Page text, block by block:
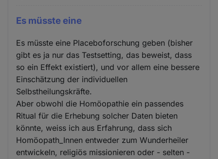
Es müsste eine
Es müsste eine Placeboforschung geben (bisher
gibt es ja nur das Testsetting, das beweist, dass
so ein Effekt existiert), und vor allem eine bessere
Einschätzung der individuellen
Selbstheilungskräfte.
Aber obwohl die Homöopathie ein passendes
Ritual für die Erhebung solcher Daten bieten
könnte, weiss ich aus Erfahrung, dass sich
Homöopath_Innen entweder zum Wunderheiler
entwickeln, religiös missionieren oder - selten -